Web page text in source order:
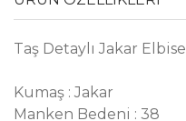
Taş Detaylı Jakar Elbise
Kumaş : Jakar
Manken Bedeni : 38